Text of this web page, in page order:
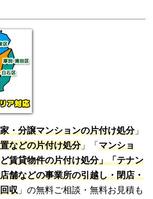
家・分譲マンションの片付け処分」
などの片付け処分」「 マンショ
賃貸物件の片付け処分」「テナン
舗などの事業所の引越し・閉店・
収 」の無料ご相談・無料お見積も